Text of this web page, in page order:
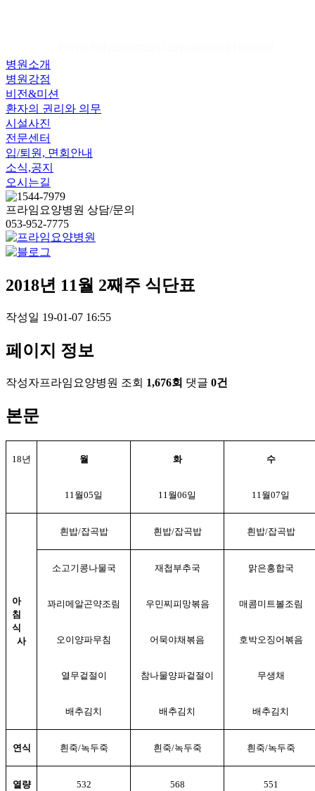
병원소개
병원강점
비전&미션
환자의 권리와 의무
시설사진
전문센터
입/퇴원, 면회안내
소식,공지
오시는길
프라임요양병원 상담/문의
053-952-7775
2018년 11월 2째주 식단표
작성일 19-01-07 16:55
페이지 정보
작성자프라임요양병원 조회 1,676회 댓글 0건
본문
18년 월 화 수
11월05일 11월06일 11월07일
아
침
식
사
흰밥/잡곡밥 흰밥/잡곡밥 흰밥/잡곡밥
소고기콩나물국 재첩부추국 맑은홍합국
꽈리메알곤약조림 우민찌피망볶음 매콤미트볼조림
오이양파무침 어묵야채볶음 호박오징어볶음
열무겉절이 참나물양파겉절이 무생채
배추김치 배추김치 배추김치
연식 흰죽/녹두죽 흰죽/녹두죽 흰죽/녹두죽
열량 532 568 551